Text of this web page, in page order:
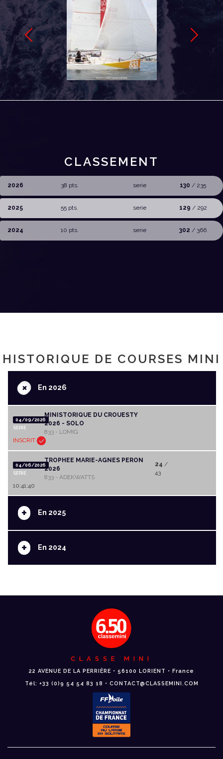
CLASSEMENT
2026 38 pts. serie 130 / 235
2025 55 pts. serie 129 / 292
2024 10 pts. serie 302 / 366
HISTORIQUE DE COURSES MINI
+En 2026
04/09/2026
SERIE
MINISTORIQUE DU CROUESTY
2026 - SOLO
833 - LOMIG
INSCRIT
04/06/2026
SERIE
TROPHEE MARIE-AGNES PERON
2026
833 - ADEKWATTS
24 /
43
10:41:40
+ En 2025
+ En 2024
CLASSE MINI
22 AVENUE DE LA PERRIÈRE • 56100 LORIENT • France
Tél: +33 (0)9 54 54 83 18 • CONTACT@CLASSEMINI.COM